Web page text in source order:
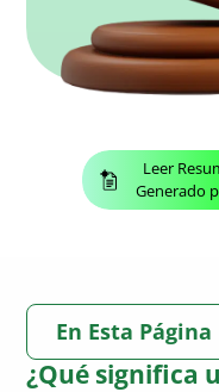
Leer
Generado
En Esta Página
¿Qué significa una
¿Qué significa